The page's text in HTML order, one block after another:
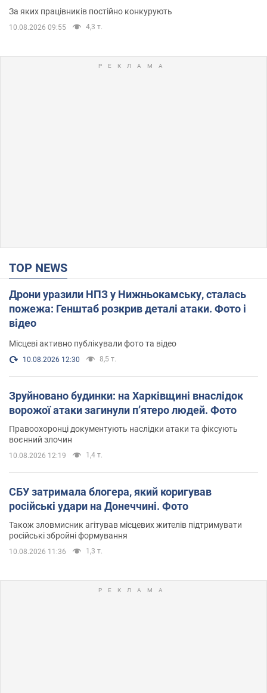
За яких працівників постійно конкурують
10.08.2026 09:55 4,3 т.
TOP NEWS
Дрони уразили НПЗ у Нижньокамську, сталась
пожежа: Генштаб розкрив деталі атаки. Фото і
відео
Місцеві активно публікували фото та відео
10.08.2026 12:30 8,5 т.
Зруйновано будинки: на Харківщині внаслідок
ворожої атаки загинули п’ятеро людей. Фото
Правоохоронці документують наслідки атаки та фіксують
воєнний злочин
10.08.2026 12:19 1,4 т.
СБУ затримала блогера, який коригував
російські удари на Донеччині. Фото
Також зловмисник агітував місцевих жителів підтримувати
російські збройні формування
10.08.2026 11:36 1,3 т.